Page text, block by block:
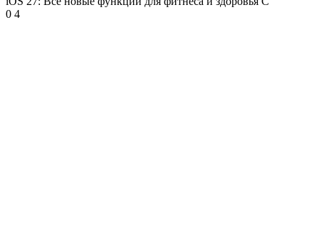
0 4